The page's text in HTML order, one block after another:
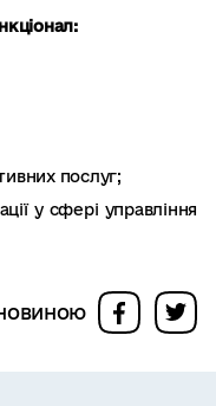
послуг;
у сфері управління